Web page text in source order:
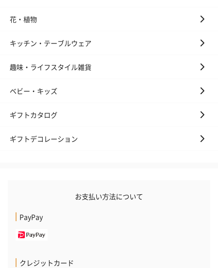
（ブルー）（748円）
【Thank you
キャンドル・お香を同梱してお届けいたします。
（END）（880円）
ンセンススティック
CAFE OHZAN 折り畳めるオリジナル保冷バッグ
花・植物
キッチン・テーブルウェア
趣味・ライフスタイル雑貨
ベビー・キッズ
ギフトカタログ
ギフトデコレーション
お支払い方法について
PayPay
クレジットカード